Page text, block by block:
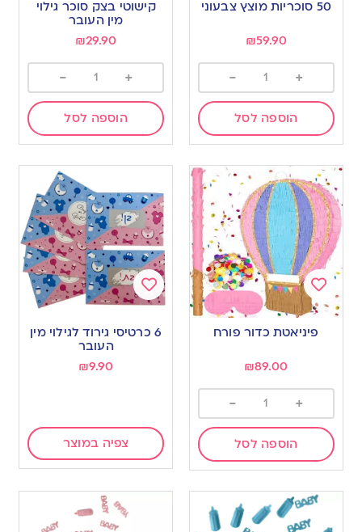
50 סוכריות מוצץ צבעוני
₪59.90
+
-
הוספה לסל
wishlist
קישוטי בצק סוכר גילוי
מין העובר
₪29.90
+
-
הוספה לסל
Add
פיניאטת כדור פורח
₪89.00
+
-
הוספה לסל
Add
to6 כרטיסי גירוד לגילוי מין
העובר
₪9.90
צפיה במוצר